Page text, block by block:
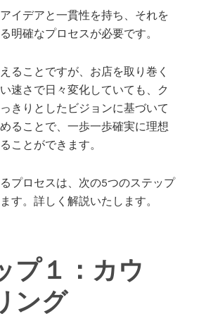
イデアと一貫性を持ち、それを
明確なプロセスが必要です。
ることですが、お店を取り巻く
速さで日々変化していても、ク
きりとしたビジョンに基づいて
ることで、一歩一歩確実に理想
ことができます。
プロセスは、次の5つのステップ
す。詳しく解説いたします。
プ１：カウ
ング